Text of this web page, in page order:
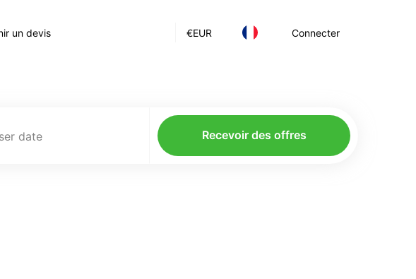
€EUR Connecter
un devis
date Recevoir des offres